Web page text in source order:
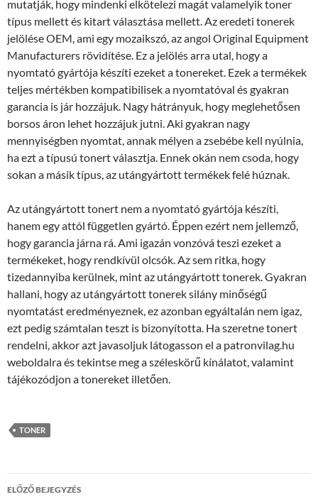
mutatják, hogy mindenki elkötelezi magát valamelyik toner
típus mellett és kitart választása mellett. Az eredeti tonerek
jelölése OEM, ami egy mozaikszó, az angol Original Equipment
Manufacturers rövidítése. Ez a jelölés arra utal, hogy a
nyomtató gyártója készíti ezeket a tonereket. Ezek a termékek
teljes mértékben kompatibilisek a nyomtatóval és gyakran
garancia is jár hozzájuk. Nagy hátrányuk, hogy meglehetősen
borsos áron lehet hozzájuk jutni. Aki gyakran nagy
mennyiségben nyomtat, annak mélyen a zsebébe kell nyúlnia,
ha ezt a típusú tonert választja. Ennek okán nem csoda, hogy
sokan a másik típus, az utángyártott termékek felé húznak.
Az utángyártott tonert nem a nyomtató gyártója készíti,
hanem egy attól független gyártó. Éppen ezért nem jellemző,
hogy garancia járna rá. Ami igazán vonzóvá teszi ezeket a
termékeket, hogy rendkívül olcsók. Az sem ritka, hogy
tizedannyiba kerülnek, mint az utángyártott tonerek. Gyakran
hallani, hogy az utángyártott tonerek silány minőségű
nyomtatást eredményeznek, ez azonban egyáltalán nem igaz,
ezt pedig számtalan teszt is bizonyította. Ha szeretne tonert
rendelni, akkor azt javasoljuk látogasson el a patronvilag.hu
weboldalra és tekintse meg a széleskörű kínálatot, valamint
tájékozódjon a tonereket illetően.
TONER
Bejegyzés
ELŐZŐ BEJEGYZÉS